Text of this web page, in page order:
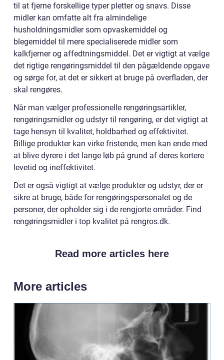
til at fjerne forskellige typer pletter og snavs. Disse
midler kan omfatte alt fra almindelige
husholdningsmidler som opvaskemiddel og
blegemiddel til mere specialiserede midler som
kalkfjerner og affedtningsmiddel. Det er vigtigt at vælge
det rigtige rengøringsmiddel til den pågældende opgave
og sørge for, at det er sikkert at bruge på overfladen, der
skal rengøres.
Når man vælger professionelle rengøringsartikler,
rengøringsmidler og udstyr til rengøring, er det vigtigt at
tage hensyn til kvalitet, holdbarhed og effektivitet.
Billige produkter kan virke fristende, men kan ende med
at blive dyrere i det lange løb på grund af deres kortere
levetid og ineffektivitet.
Det er også vigtigt at vælge produkter og udstyr, der er
sikre at bruge, både for rengøringspersonalet og de
personer, der opholder sig i de rengjorte områder. Find
rengøringsmidler i top kvalitet på rengros.dk.
Read more articles here
More articles